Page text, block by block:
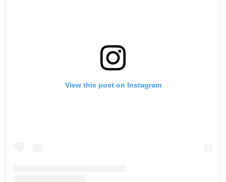
View this post on Instagram